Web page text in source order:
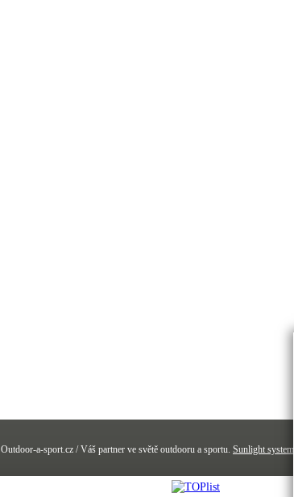
Outdoor-a-sport.cz / Váš partner ve světě outdooru a sportu. Sunlight systems